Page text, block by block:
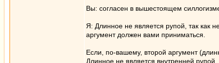
Вы: согласен в вышестоящем
Я: Длинное не является рупой, так как
аргумент должен вами приниматься.
Если, по-вашему, второй аргумент
Длинное не является внутренней